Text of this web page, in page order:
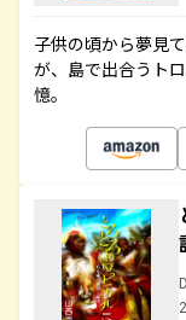
子供の頃から夢見
が、島で出合うト
憶。